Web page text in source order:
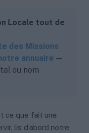
Locale tout de
des Missions
annuaire —
ou nom
ce que fait une
lis d’abord notre